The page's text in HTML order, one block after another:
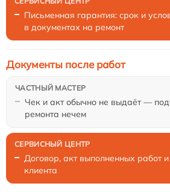
Письменная гарантия: срок и
в документах на ремонт
Чек и акт обычно не выдаёт —
ремонта нечем
Документы после работ
Договор, акт выполненных работ
клиента